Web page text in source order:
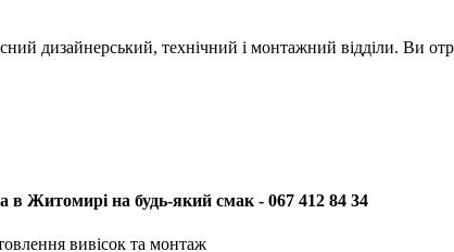
дизайнерський, технічний і монтажний відділи. Ви
в Житомирі на будь-який смак - 067 412 84 34
вивісок та монтаж